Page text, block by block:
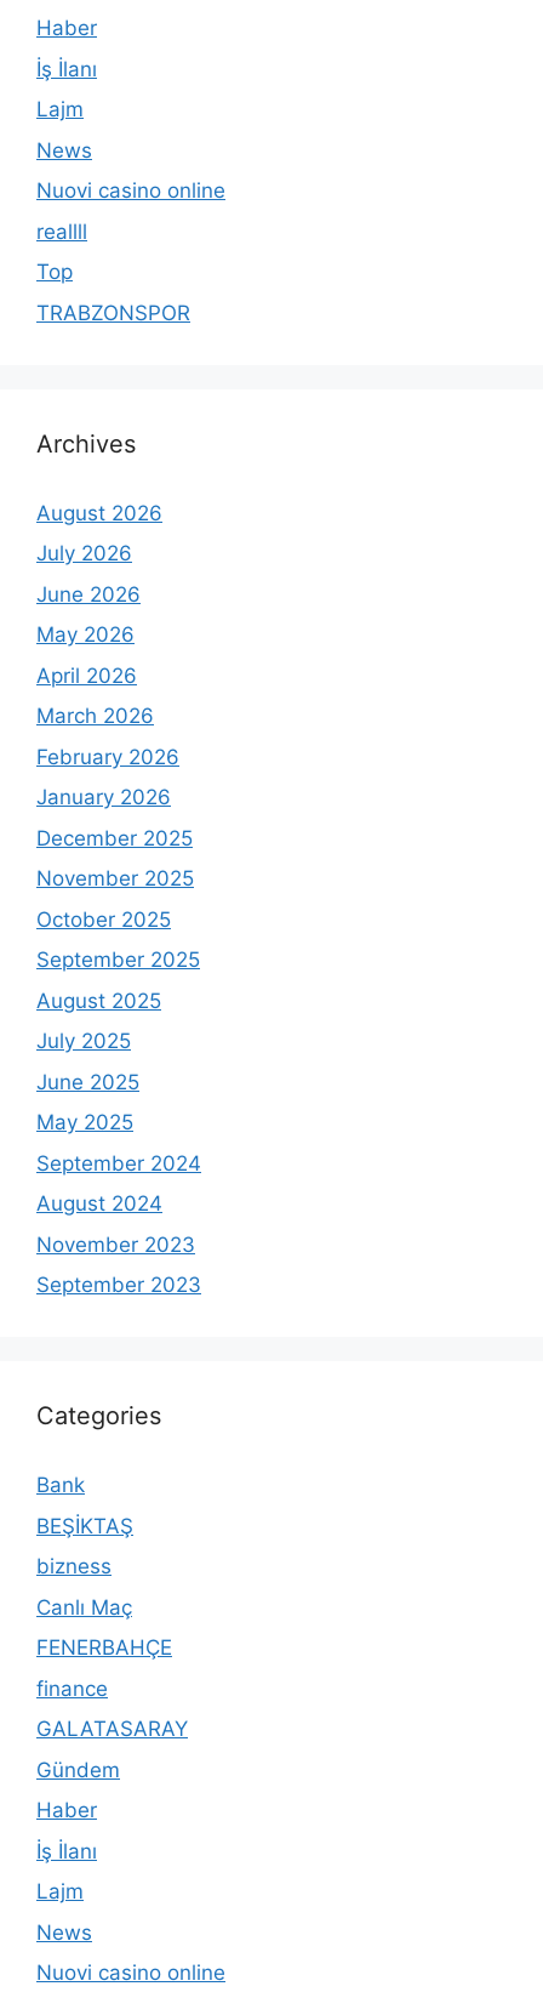
Haber
İş İlanı
Lajm
News
Nuovi casino online
reallll
Top
TRABZONSPOR
Archives
August 2026
July 2026
June 2026
May 2026
April 2026
March 2026
February 2026
January 2026
December 2025
November 2025
October 2025
September 2025
August 2025
July 2025
June 2025
May 2025
September 2024
August 2024
November 2023
September 2023
Categories
Bank
BEŞİKTAŞ
bizness
Canlı Maç
FENERBAHÇE
finance
GALATASARAY
Gündem
Haber
İş İlanı
Lajm
News
Nuovi casino online